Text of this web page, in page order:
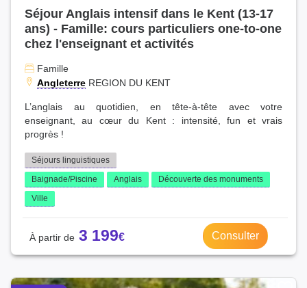
Séjour Anglais intensif dans le Kent (13-17
ans) - Famille: cours particuliers one-to-one
chez l'enseignant et activités
Famille
Angleterre REGION DU KENT
L’anglais au quotidien, en tête-à-tête avec votre
enseignant, au cœur du Kent : intensité, fun et vrais
progrès !
Séjours linguistiques
Baignade/Piscine
Anglais
Découverte des monuments
Ville
3 199 Consulter